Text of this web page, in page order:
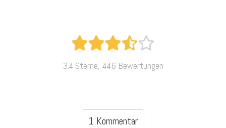
3.4 Sterne, 446 Bewertungen
1 Kommentar